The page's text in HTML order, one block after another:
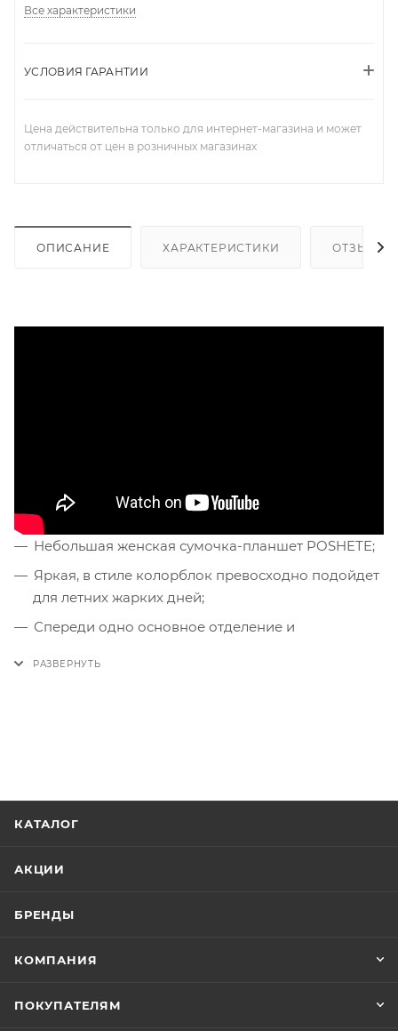
Все характеристики
УСЛОВИЯ ГАРАНТИИ
Цена действительна только для интернет-магазина и может
отличаться от цен в розничных магазинах
ОПИСАНИЕ ХАРАКТЕРИСТИКИ ОТЗЫВЫ
Небольшая женская сумочка-планшет POSHETE;
Яркая, в стиле колорблок превосходно подойдет
для летних жарких дней;
Спереди одно основное отделение и
КАТАЛОГ
АКЦИИ
БРЕНДЫ
КОМПАНИЯ
ПОКУПАТЕЛЯМ